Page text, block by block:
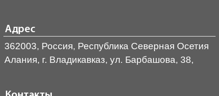
Адрес
362003, Россия, Республика Северная Осетия
Алания, г. Владикавказ, ул. Барбашова, 38,